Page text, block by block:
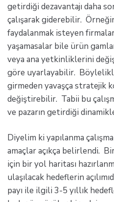
getirdiği dezavantajı daha
çalışarak giderebilir.
faydalanmak isteyen
yaşamasalar bile ürün
veya ana yetkinliklerini
göre uyarlayabilir. Böylelikle
girmeden yavaşça stratejik
değiştirebilir. Tabii bu
ve pazarın getirdiği
Diyelim ki yapılanma
amaçlar açıkça belirlendi.
için bir yol haritası
ulaşılacak hedeflerin
payı ile ilgili 3-5 yıllık